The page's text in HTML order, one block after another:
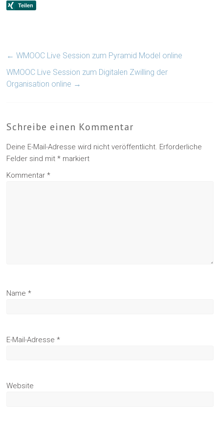
← WMOOC Live Session zum Pyramid Model online
WMOOC Live Session zum Digitalen Zwilling der
Organisation online →
Schreibe einen Kommentar
Deine E-Mail-Adresse wird nicht veröffentlicht. Erforderliche
Felder sind mit* markiert
Kommentar*
Name*
E-Mail-Adresse*
Website